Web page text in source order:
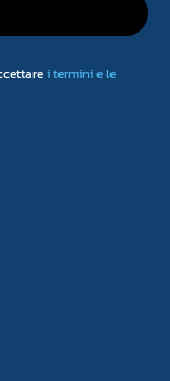
i termini e le